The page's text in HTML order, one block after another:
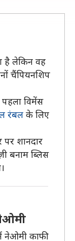
है लेकिन वह
चैंपियनशिप
विमेंस
रंबल के लिए
शानदार
बनाम ब्लिस
नेओमी काफी